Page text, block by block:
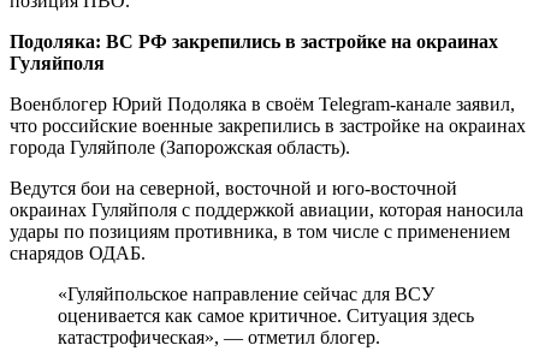
Подоляка: ВС РФ закрепились в застройке на окраинах
Гуляйполя
Военблогер Юрий Подоляка в своём Telegram-канале заявил,
что российские военные закрепились в застройке на окраинах
города Гуляйполе (Запорожская область).
Ведутся бои на северной, восточной и юго-восточной
окраинах Гуляйполя с поддержкой авиации, которая наносила
удары по позициям противника, в том числе с применением
снарядов ОДАБ.
«Гуляйпольское направление сейчас для ВСУ
оценивается как самое критичное. Ситуация здесь
катастрофическая», — отметил блогер.